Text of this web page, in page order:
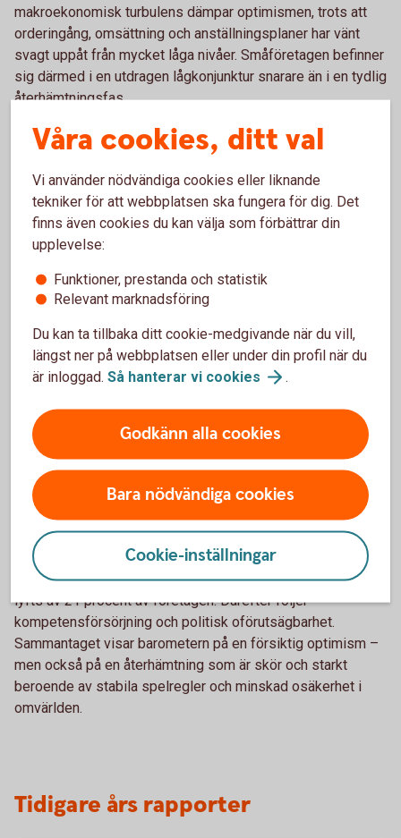
makroekonomisk turbulens dämpar optimismen, trots att
orderingång, omsättning och anställningsplaner har vänt
svagt uppåt från mycket låga nivåer. Småföretagen befinner
sig därmed i en utdragen lågkonjunktur snarare än i en tydlig
återhämtningsfas.
Sveriges småföretag befinner sig i en utdragen
lågkonjunktur, som ser ut att hålla i sig ett tag till. Under
hela 20-talet har utmaningar och konflikter utlöst
varandra. Kriget i Mellanöstern ger kännbara
ekonomiska effekter och dämpar konjunkturoptimismen,
som är lägre än vad den var i höstas. Orderingången,
omsättningen och anställningsplanerna har vänt upp –
men vi befinner fortsatt på låga nivåer, säger Jörgen
Kennemar, företagsekonom på Swedbank.
Försiktig förbättring i lönsamheten
Lönsamheten har förbättrats något jämfört med tidigare år. I
lönsamheten har stärkts, medan 31 procent uppger en
försämring. Samtidigt är utrymmet för investeringar fortsatt
begränsat, särskilt bland de allra minsta företagen, även om
risken för konkurser har minskat.
Fortsatt svag efterfrågan
Svag efterfrågan är fortsatt det största tillväxthindret och
lyfts av 21 procent av företagen. Därefter följer
kompetensförsörjning och politisk oförutsägbarhet.
Sammantaget visar barometern på en försiktig optimism –
men också på en återhämtning som är skör och starkt
beroende av stabila spelregler och minskad osäkerhet i
omvärlden.
Tidigare års rapporter
Våra cookies, ditt val
Vi använder nödvändiga cookies eller liknande
tekniker för att webbplatsen ska fungera för dig. Det
finns även cookies du kan välja som förbättrar din
upplevelse:
Funktioner, prestanda och statistik
Relevant marknadsföring
Du kan ta tillbaka ditt cookie-medgivande när du vill,
längst ner på webbplatsen eller under din profil när du
är inloggad. Så hanterar vi cookies .
Godkänn alla cookies
Bara nödvändiga cookies
Cookie-inställningar